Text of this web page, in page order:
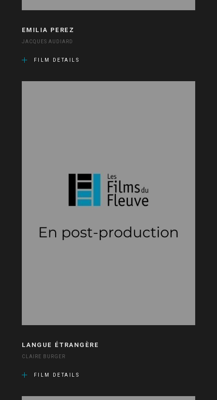
EMILIA PEREZ
JACQUES AUDIARD
FILM DETAILS
LANGUE ÉTRANGÈRE
CLAIRE BURGER
FILM DETAILS